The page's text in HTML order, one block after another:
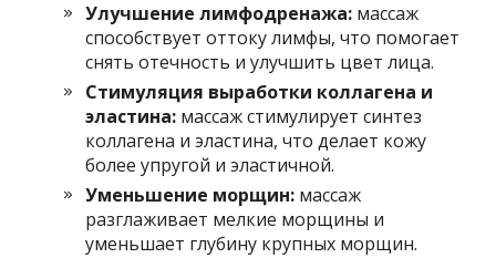
Улучшение лимфодренажа: массаж
способствует оттоку лимфы, что помогает
снять отечность и улучшить цвет лица.
Стимуляция выработки коллагена и
эластина: массаж стимулирует синтез
коллагена и эластина, что делает кожу
более упругой и эластичной.
Уменьшение морщин: массаж
разглаживает мелкие морщины и
уменьшает глубину крупных морщин.